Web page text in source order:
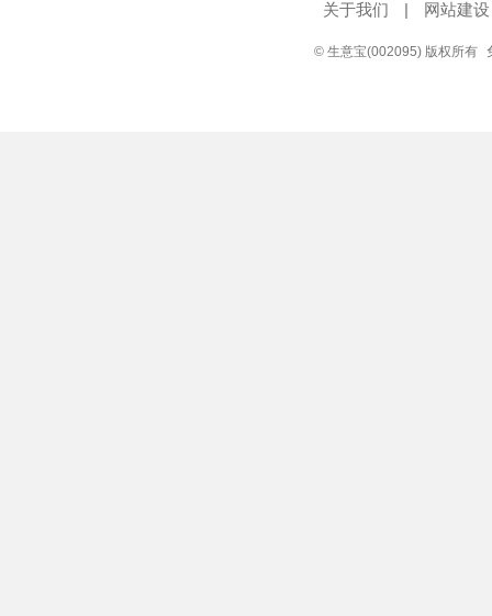
关于我们 | 网站建设
© 生意宝(002095) 版权所有